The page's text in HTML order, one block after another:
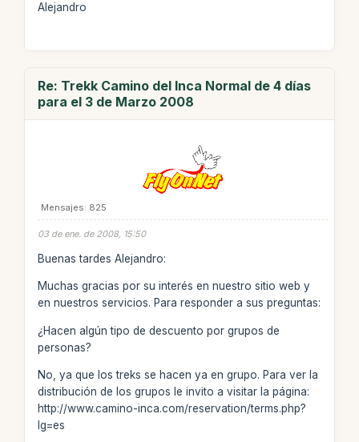
Alejandro
Re: Trekk Camino del Inca Normal de 4 días
para el 3 de Marzo 2008
Mensajes: 825
03 de ene. de 2008, 15:50
Buenas tardes Alejandro:
Muchas gracias por su interés en nuestro sitio web y
en nuestros servicios. Para responder a sus preguntas:
¿Hacen algún tipo de descuento por grupos de
personas?
No, ya que los treks se hacen ya en grupo. Para ver la
distribución de los grupos le invito a visitar la página:
http://www.camino-inca.com/reservation/terms.php?
lg=es